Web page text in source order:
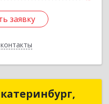
заявку
заявку
Екатеринбург,